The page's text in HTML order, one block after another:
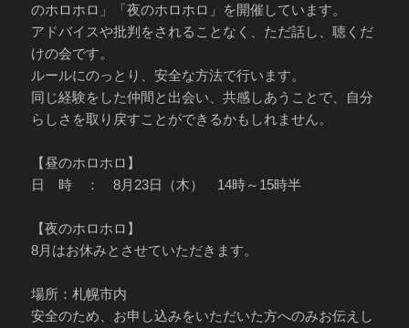
のホロホロ」「夜のホロホロ」を開催しています。
アドバイスや批判をされることなく、ただ話し、聴くだ
けの会です。
ルールにのっとり、安全な方法で行います。
同じ経験をした仲間と出会い、共感しあうことで、自分
らしさを取り戻すことができるかもしれません。
【昼のホロホロ】
日 時 ： 8月23日（木） 14時～15時半
【夜のホロホロ】
8月はお休みとさせていただきます。
場所：札幌市内
安全のため、お申し込みをいただいた方へのみお伝えし